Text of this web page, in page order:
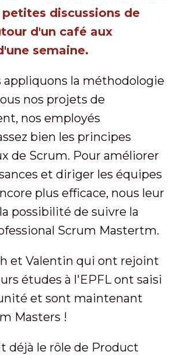
discussions de
d'un café aux
semaine.
appliquons la méthodologie
nos projets de
nos employés
bien les principes
de Scrum. Pour améliorer
et diriger les équipes
plus efficace, nous leur
possibilité de suivre la
Scrum Mastertm.
et Valentin qui ont rejoint
études à l'EPFL ont saisi
et sont maintenant
Masters !
déjà le rôle de Product